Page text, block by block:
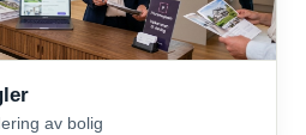
av bolig